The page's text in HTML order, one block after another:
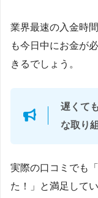
業界最速の入金時
も今日中にお金が
きるでしょう。
遅くて
な取り
実際の口コミでも
た！」と満足して